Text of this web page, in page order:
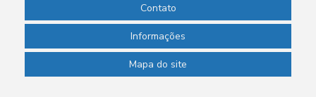
Contato
Informações
Mapa do site